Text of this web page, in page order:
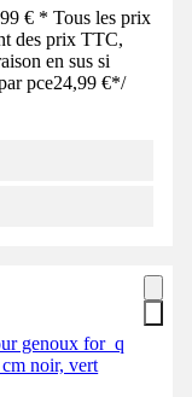
€ * Tous les prix
des prix TTC,
en sus si
pce24,99 €*/
genoux for_q
noir, vert